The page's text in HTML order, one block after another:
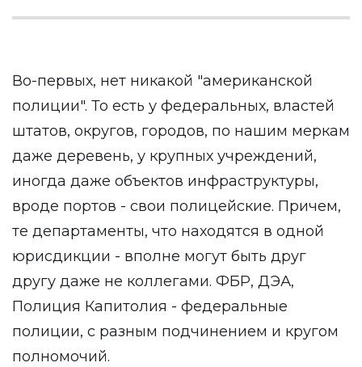
Во-первых, нет никакой "американской
полиции". То есть у федеральных, властей
штатов, округов, городов, по нашим меркам
даже деревень, у крупных учреждений,
иногда даже объектов инфраструктуры,
вроде портов - свои полицейские. Причем,
те департаменты, что находятся в одной
юрисдикции - вполне могут быть друг
другу даже не коллегами. ФБР, ДЭА,
Полиция Капитолия - федеральные
полиции, с разным подчинением и кругом
полномочий.